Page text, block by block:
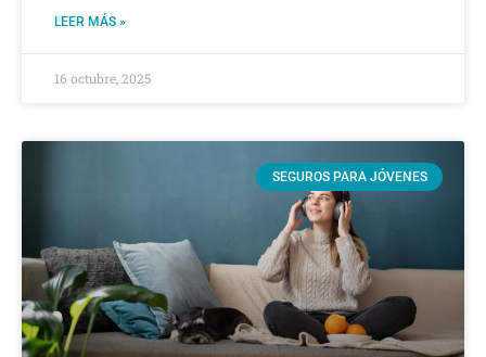
LEER MÁS »
16 octubre, 2025
SEGUROS PARA JÓVENES